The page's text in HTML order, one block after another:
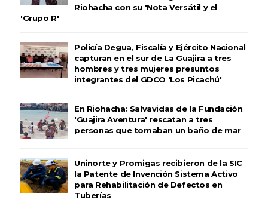
Riohacha con su 'Nota Versátil y el
'Grupo R'
Policía Degua, Fiscalía y Ejército Nacional
capturan en el sur de La Guajira a tres
hombres y tres mujeres presuntos
integrantes del GDCO 'Los Picachú'
En Riohacha: Salvavidas de la Fundación
'Guajira Aventura' rescatan a tres
personas que tomaban un baño de mar
Uninorte y Promigas recibieron de la SIC
la Patente de Invención Sistema Activo
para Rehabilitación de Defectos en
Tuberías